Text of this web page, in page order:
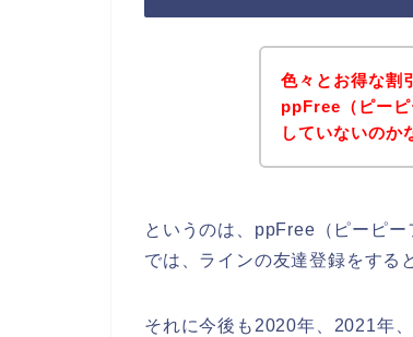
色々とお得な割
ppFree（ピー
していないのか
というのは、ppFree（ピーピ
では、ラインの友達登録をする
それに今後も2020年、2021年